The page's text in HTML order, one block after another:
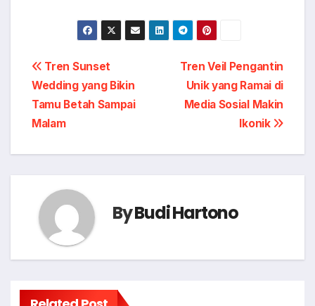
Post
navigation
Tren Veil Pengantin
Unik yang Ramai di
Media Sosial Makin
Ikonik
Tren Sunset
Wedding yang Bikin
Tamu Betah Sampai
Malam
ByBudi Hartono